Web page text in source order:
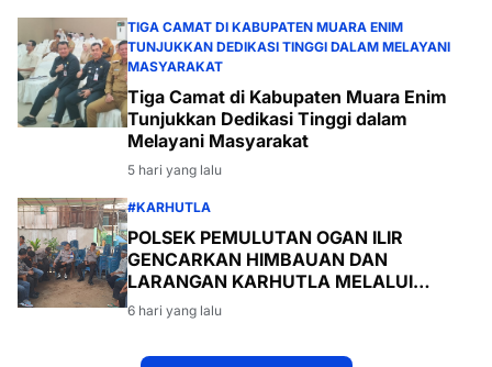
TIGA CAMAT DI KABUPATEN MUARA ENIM
TUNJUKKAN DEDIKASI TINGGI DALAM MELAYANI
MASYARAKAT
Tiga Camat di Kabupaten Muara Enim
Tunjukkan Dedikasi Tinggi dalam
Melayani Masyarakat
5 hari yang lalu
#KARHUTLA
POLSEK PEMULUTAN OGAN ILIR
GENCARKAN HIMBAUAN DAN
LARANGAN KARHUTLA MELALUI
PROGRAM TSKD (TOURING SAMBANG
KE DESA-DESA
6 hari yang lalu